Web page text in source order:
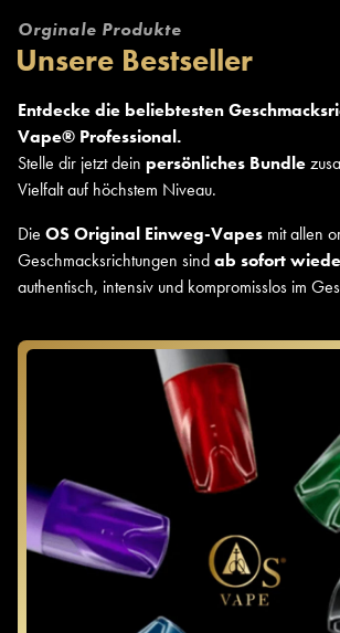
Orginale Produkte
Unsere Bestseller
Entdecke die beliebtesten
Vape® Professional.
Stelle dir jetzt dein persönliches Bundle
Vielfalt auf höchstem Niveau.
Die OS Original Einweg-Vapes mit allen
Geschmacksrichtungen sindab sofort
authentisch, intensiv und kompromisslos im